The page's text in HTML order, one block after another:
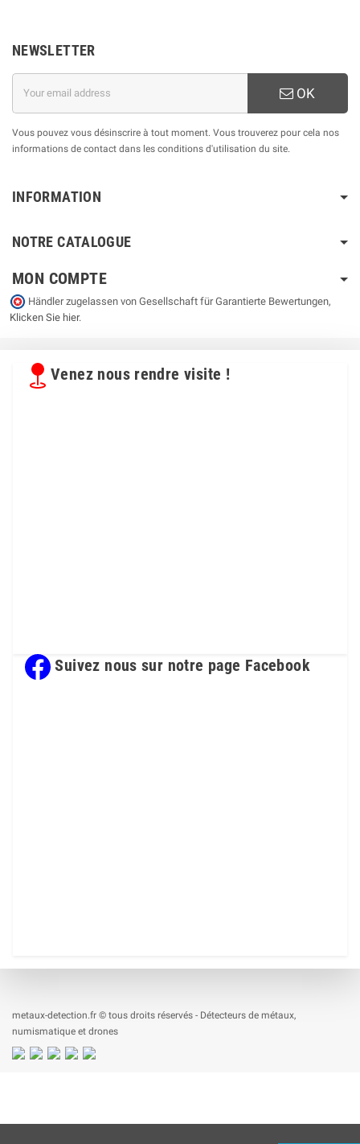
NEWSLETTER
OK
Vous pouvez vous désinscrire à tout moment. Vous trouverez pour cela nos
informations de contact dans les conditions d'utilisation du site.
INFORMATION
NOTRE CATALOGUE
MON COMPTE
Händler zugelassen von Gesellschaft für Garantierte Bewertungen,
Klicken Sie hier.
Venez nous rendre visite !
Suivez nous sur notre page Facebook
metaux-detection.fr © tous droits réservés - Détecteurs de métaux,
numismatique et drones